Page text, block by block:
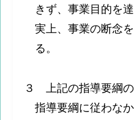
きず、事業目的を
実上、事業の断念
る。
３ 上記の指導要綱
指導要綱に従わな